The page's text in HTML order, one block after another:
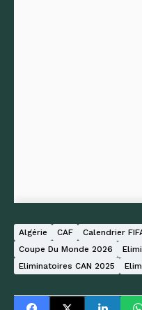
Algérie CAF Calendrier
Coupe Du Monde 2026
Eliminatoires CAN 2025